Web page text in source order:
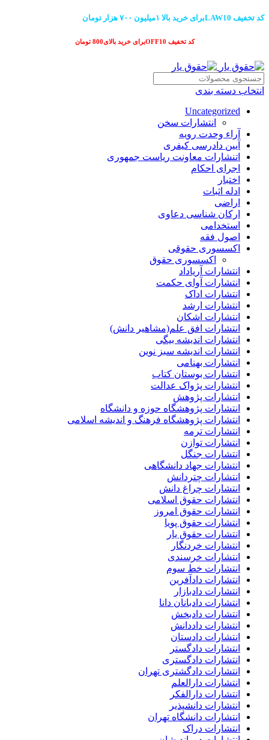
کد تخفیف LAW10برای خرید بالا ۱میلیون ۷۰۰ هزار تومان
کد تخفیف OFF10برای خرید بالای800 تومان
انتخاب دسته بندی
Uncategorized
انتشارات سخن
آراء وحدت رویه
آیین دادرسی کیفری
اتنشارات معاونت ریاست جمهوری
اجرای احکام
اختبار
ادله اثبات
اراضی
ارکان شناسی دعاوی
استخدامی
اصول فقه
اکسسوری حقوقی
اکسسوری حقوق
انتشارات آریاداد
انتشارات آوای حکمت
انتشارات اداک
انتشارات ارشد
انتشارات اشکان
انتشارات افق علم(مشاهیر دانش)
انتشارات اندیشه بیگی
انتشارات اندیشه سبز نوین
انتشارات بهنامی
انتشارات بوستان کتاب
انتشارات پژواک عدالت
انتشارات پژوهش
انتشارات پژوهشگاه حوزه و دانشگاه
انتشارات پژوهشگاه فرهنگ و اندیشه اسلامی
انتشارات ترمه
انتشارات توازن
انتشارات جنگل
انتشارات جهاد دانشگاهی
انتشارات چتردانش
انتشارات چراغ دانش
انتشارات حقوق اسلامی
انتشارات حقوق امروز
انتشارات حقوق پویا
انتشارات حقوق یار
انتشارات خردنگار
انتشارات خرسندی
انتشارات خط سوم
انتشارات دادآفرین
انتشارات دادبازار
انتشارات دادبانان دانا
انتشارات دادبخش
انتشارات داددانش
انتشارات دادستان
انتشارات دادگستر
انتشارات دادگستری
انتشارات دادگشتری تهران
انتشارات دارالعلم
انتشارات دارالفکر
انتشارات دانشپذیر
انتشارات دانشگاه تهران
انتشارات دراک